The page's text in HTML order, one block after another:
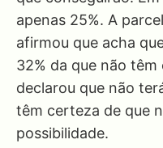
apenas 25%. A
afirmou que acha
32% da que não
declarou que não
têm certeza de que
possibilidade.